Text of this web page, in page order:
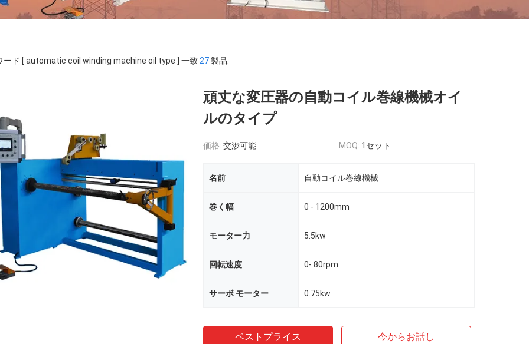
ード [ automatic coil winding machine oil type ] 一致 27製品.
頑丈な変圧器の自動コイル巻線機械オイ
ルのタイプ
価格: 交渉可能 MOQ: 1セット
名前 自動コイル巻線機械
巻く幅 0 - 1200mm
モーター力 5.5kw
回転速度 0- 80rpm
サーボ モーター 0.75kw
ベストプライス 今からお話し